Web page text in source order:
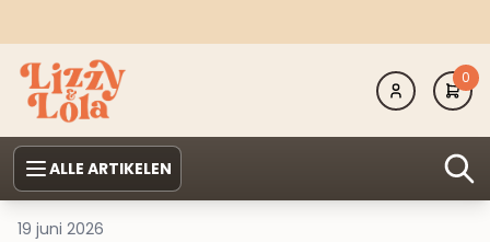
0
ALLE ARTIKELEN
19 juni 2026